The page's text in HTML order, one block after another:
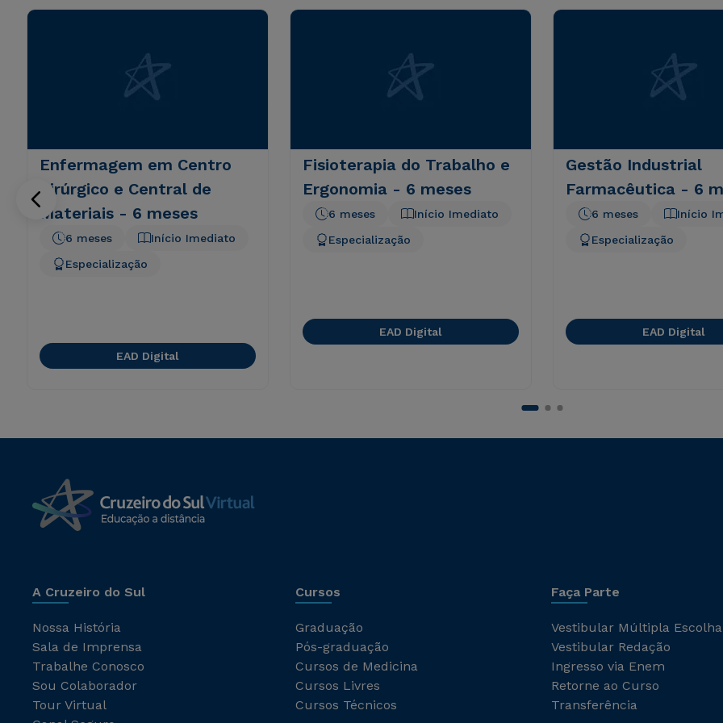
Enfermagem em Centro
Cirúrgico e Central de
Materiais - 6 meses
Início Imediato
6 meses
Especialização
EAD Digital
Fisioterapia do Trabalho e
Ergonomia - 6 meses
Início Imediato
6 meses
Especialização
EAD Digital
Gestão Industrial
Farmacêutica - 6
Início
6 meses
Especialização
EAD Digital
A Cruzeiro do Sul
Nossa História
Sala de Imprensa
Trabalhe Conosco
Sou Colaborador
Tour Virtual
Cursos
Graduação
Pós-graduação
Cursos de Medicina
Cursos Livres
Cursos Técnicos
Faça Parte
Vestibular Múltipla Escolha
Vestibular Redação
Ingresso via Enem
Retorne ao Curso
Transferência